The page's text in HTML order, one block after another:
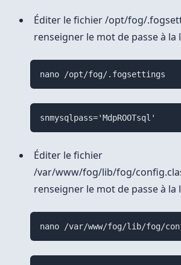
Éditer le fichier /opt/fog/
renseigner le mot de passe à la
nano /opt/fog/.fogsettings
snmysqlpass='MdpROOTsql'
Éditer le fichier
/var/www/fog/lib/fog/
renseigner le mot de passe à la
nano /var/www/fog/lib/fog/